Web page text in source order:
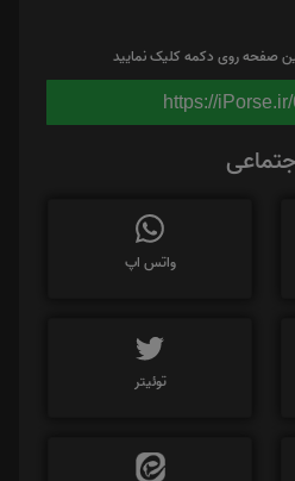
صفحه روی دکمه کلیک نمایید
https://
واتس اپ
توئیتر